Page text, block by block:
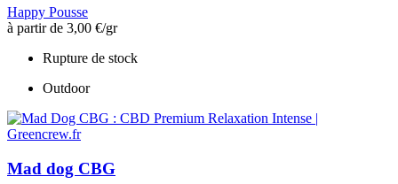
Happy Pousse
à partir de 3,00 €/gr
Rupture de stock
Outdoor
Mad dog CBG